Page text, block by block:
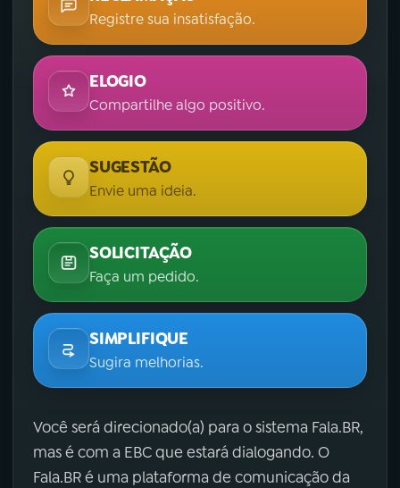
Registre sua insatisfação.
ELOGIO
Compartilhe algo positivo.
SUGESTÃO
Envie uma ideia.
SOLICITAÇÃO
Faça um pedido.
SIMPLIFIQUE
Sugira melhorias.
Você será direcionado(a) para o sistema Fala.BR,
mas é com a EBC que estará dialogando. O
Fala.BR é uma plataforma de comunicação da